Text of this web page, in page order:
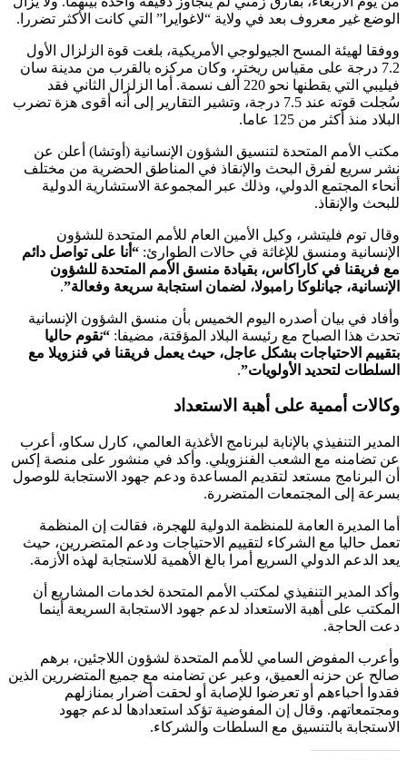
الوضع غير معروف بعد في ولاية “لاغوايرا” التي كانت الأكثر تضررا.
ووفقا لهيئة المسح الجيولوجي الأمريكية، بلغت قوة الزلزال الأول
7.2 درجة على مقياس ريختر، وكان مركزه بالقرب من مدينة سان
فيليبي التي يقطنها نحو 220 ألف نسمة. أما الزلزال الثاني فقد
سُجلت قوته عند 7.5 درجة، وتشير التقارير إلى أنه أقوى هزة تضرب
البلاد منذ أكثر من 125 عاما.
مكتب الأمم المتحدة لتنسيق الشؤون الإنسانية (أوتشا) أعلن عن
نشر سريع لفرق البحث والإنقاذ في المناطق الحضرية من مختلف
أنحاء المجتمع الدولي، وذلك عبر المجموعة الاستشارية الدولية
للبحث والإنقاذ.
وقال توم فليتشر، وكيل الأمين العام للأمم المتحدة للشؤون
الإنسانية ومنسق للإغاثة في حالات الطوارئ:“أنا على تواصل دائم
مع فريقنا في كاراكاس، بقيادة منسق الأمم المتحدة للشؤون
الإنسانية، جيانلوكا رامبولا، لضمان استجابة سريعة وفعالة”.
وأفاد في بيان أصدره اليوم الخميس بأن منسق الشؤون الإنسانية
تحدث هذا الصباح مع رئيسة البلاد المؤقتة، مضيفا:“نقوم حاليا
بتقييم الاحتياجات بشكل عاجل، حيث يعمل فريقنا في فنزويلا مع
السلطات لتحديد الأولويات”.
وكالات أممية على أهبة الاستعداد
المدير التنفيذي بالإنابة لبرنامج الأغذية العالمي، كارل سكاو، أعرب
عن تضامنه مع الشعب الفنزويلي. وأكد في منشور على منصة إكس
أن البرنامج مستعد لتقديم المساعدة ودعم جهود الاستجابة للوصول
بسرعة إلى المجتمعات المتضررة.
أما المديرة العامة للمنظمة الدولية للهجرة، فقالت إن المنظمة
تعمل حاليا مع الشركاء لتقييم الاحتياجات ودعم المتضررين، حيث
يعد الدعم الدولي السريع أمرا بالغ الأهمية للاستجابة لهذه الأزمة.
وأكد المدير التنفيذي لمكتب الأمم المتحدة لخدمات المشاريع أن
المكتب على أهبة الاستعداد لدعم جهود الاستجابة السريعة أينما
دعت الحاجة.
وأعرب المفوض السامي للأمم المتحدة لشؤون اللاجئين، برهم
صالح عن حزنه العميق، وعبر عن تضامنه مع جميع المتضررين الذين
فقدوا أحباءهم أو تعرضوا للإصابة أو لحقت أضرار بمنازلهم
ومجتمعاتهم. وقال إن المفوضية تؤكد استعدادها لدعم جهود
الاستجابة بالتنسيق مع السلطات والشركاء.